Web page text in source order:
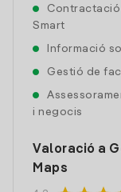
Smart
Informació
Gestió de
i negocis
Valoració a
Maps